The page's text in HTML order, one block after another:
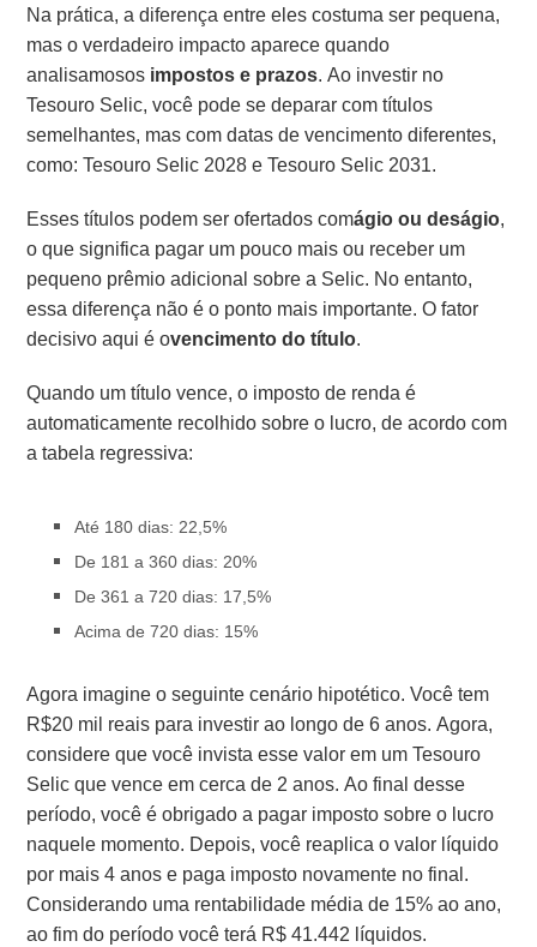
Na prática, a diferença entre eles costuma ser pequena,
mas o verdadeiro impacto aparece quando
analisamosos impostos e prazos. Ao investir no
Tesouro Selic, você pode se deparar com títulos
semelhantes, mas com datas de vencimento diferentes,
como: Tesouro Selic 2028 e Tesouro Selic 2031.
Esses títulos podem ser ofertados comágio ou deságio,
o que significa pagar um pouco mais ou receber um
pequeno prêmio adicional sobre a Selic. No entanto,
essa diferença não é o ponto mais importante. O fator
decisivo aqui é ovencimento do título.
Quando um título vence, o imposto de renda é
automaticamente recolhido sobre o lucro, de acordo com
a tabela regressiva:
Até 180 dias: 22,5%
De 181 a 360 dias: 20%
De 361 a 720 dias: 17,5%
Acima de 720 dias: 15%
Agora imagine o seguinte cenário hipotético. Você tem
R$20 mil reais para investir ao longo de 6 anos. Agora,
considere que você invista esse valor em um Tesouro
Selic que vence em cerca de 2 anos. Ao final desse
período, você é obrigado a pagar imposto sobre o lucro
naquele momento. Depois, você reaplica o valor líquido
por mais 4 anos e paga imposto novamente no final.
Considerando uma rentabilidade média de 15% ao ano,
ao fim do período você terá R$ 41.442 líquidos.